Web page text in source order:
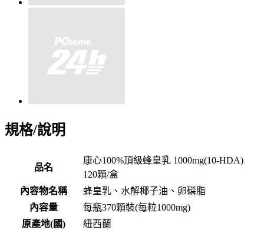
規格/說明
品名
康心100%頂級蜂皇乳 1000mg(10-HDA)
120顆/盒
內容物名稱
蜂皇乳、水解椰子油、卵磷脂
內容量
每瓶370顆裝(每粒1000mg)
原產地(國)
紐西蘭